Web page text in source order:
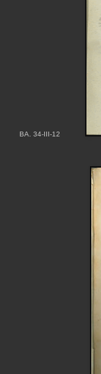
BA. 34-III-12